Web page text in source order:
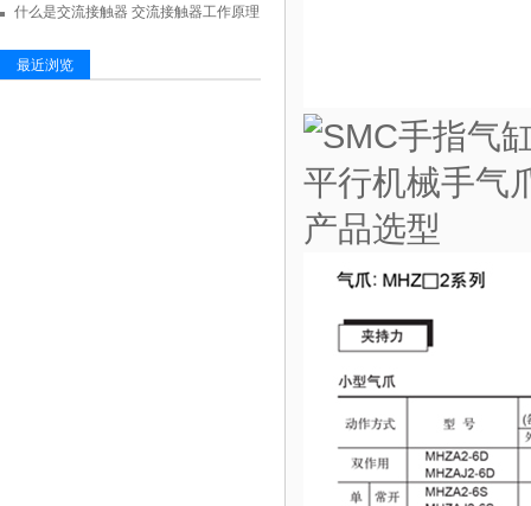
什么是交流接触器 交流接触器工作原理
最近浏览